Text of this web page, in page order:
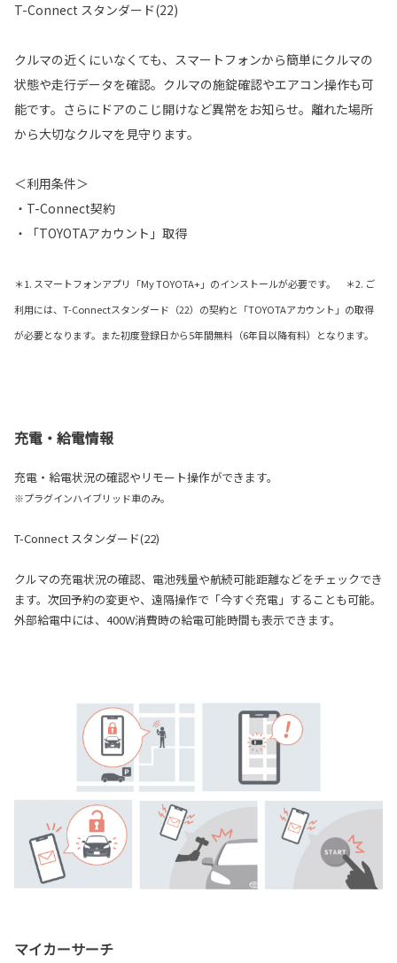
T-Connect スタンダード(22)
クルマの近くにいなくても、スマートフォンから簡単にクルマの
状態や走行データを確認。クルマの施錠確認やエアコン操作も可
能です。さらにドアのこじ開けなど異常をお知らせ。離れた場所
から大切なクルマを見守ります。
＜利用条件＞
・T-Connect契約
・「TOYOTAアカウント」取得
＊1. スマートフォンアプリ「My TOYOTA+」のインストールが必要です。 ＊2. ご
利用には、T-Connectスタンダード（22）の契約と「TOYOTAアカウント」の取得
が必要となります。また初度登録日から5年間無料（6年目以降有料）となります。
充電・給電情報
充電・給電状況の確認やリモート操作ができます。
※プラグインハイブリッド車のみ。
T-Connect スタンダード(22)
クルマの充電状況の確認、電池残量や航続可能距離などをチェックでき
ます。次回予約の変更や、遠隔操作で「今すぐ充電」することも可能。
外部給電中には、400W消費時の給電可能時間も表示できます。
マイカーサーチ